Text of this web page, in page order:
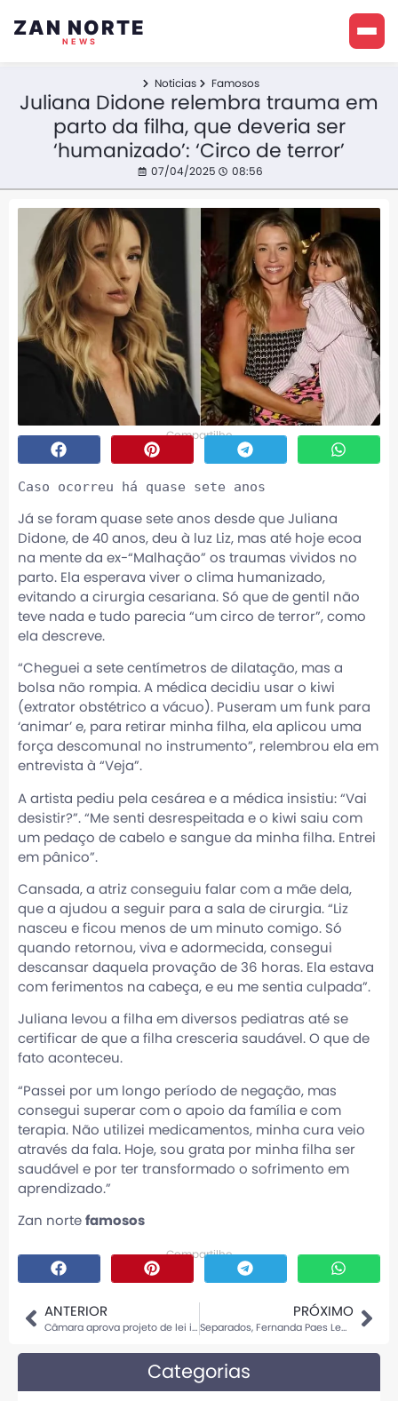
ZAN NORTE
NEWS
Noticias Famosos
Juliana Didone relembra trauma em
parto da filha, que deveria ser
‘humanizado’: ‘Circo de terror’
07/04/2025 08:56
Compartilhe
Caso ocorreu há quase sete anos
Já se foram quase sete anos desde que Juliana
Didone, de 40 anos, deu à luz Liz, mas até hoje ecoa
na mente da ex-“Malhação” os traumas vividos no
parto. Ela esperava viver o clima humanizado,
evitando a cirurgia cesariana. Só que de gentil não
teve nada e tudo parecia “um circo de terror”, como
ela descreve.
“Cheguei a sete centímetros de dilatação, mas a
bolsa não rompia. A médica decidiu usar o kiwi
(extrator obstétrico a vácuo). Puseram um funk para
‘animar’ e, para retirar minha filha, ela aplicou uma
força descomunal no instrumento”, relembrou ela em
entrevista à “Veja”.
A artista pediu pela cesárea e a médica insistiu: “Vai
desistir?”. “Me senti desrespeitada e o kiwi saiu com
um pedaço de cabelo e sangue da minha filha. Entrei
em pânico”.
Cansada, a atriz conseguiu falar com a mãe dela,
que a ajudou a seguir para a sala de cirurgia. “Liz
nasceu e ficou menos de um minuto comigo. Só
quando retornou, viva e adormecida, consegui
descansar daquela provação de 36 horas. Ela estava
com ferimentos na cabeça, e eu me sentia culpada”.
Juliana levou a filha em diversos pediatras até se
certificar de que a filha cresceria saudável. O que de
fato aconteceu.
“Passei por um longo período de negação, mas
consegui superar com o apoio da família e com
terapia. Não utilizei medicamentos, minha cura veio
através da fala. Hoje, sou grata por minha filha ser
saudável e por ter transformado o sofrimento em
aprendizado.”
Zan norte famosos
Compartilhe
ANTERIOR
Câmara aprova projeto de lei inspirado em Larissa Manoela; entenda
PRÓXIMO
Separados, Fernanda Paes Leme e Victor Sampaio refletem sobre 1 ano da filha
Categorias